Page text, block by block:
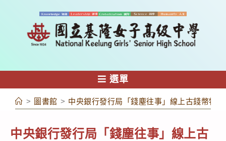
容
選單
> 圖書館 > 中央銀行發行局「錢塵往事」線上古錢幣特展
中央銀行發行局「錢塵往事」線上古